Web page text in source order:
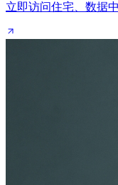
立即访问住宅、数据